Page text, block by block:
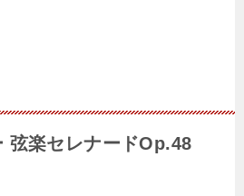
弦楽セレナードOp.48